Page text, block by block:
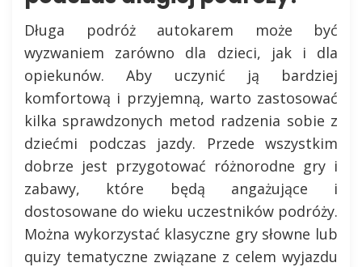
Długa podróż autokarem może być
wyzwaniem zarówno dla dzieci, jak i dla
opiekunów. Aby uczynić ją bardziej
komfortową i przyjemną, warto zastosować
kilka sprawdzonych metod radzenia sobie z
dziećmi podczas jazdy. Przede wszystkim
dobrze jest przygotować różnorodne gry i
zabawy, które będą angażujące i
dostosowane do wieku uczestników podróży.
Można wykorzystać klasyczne gry słowne lub
quizy tematyczne związane z celem wyjazdu